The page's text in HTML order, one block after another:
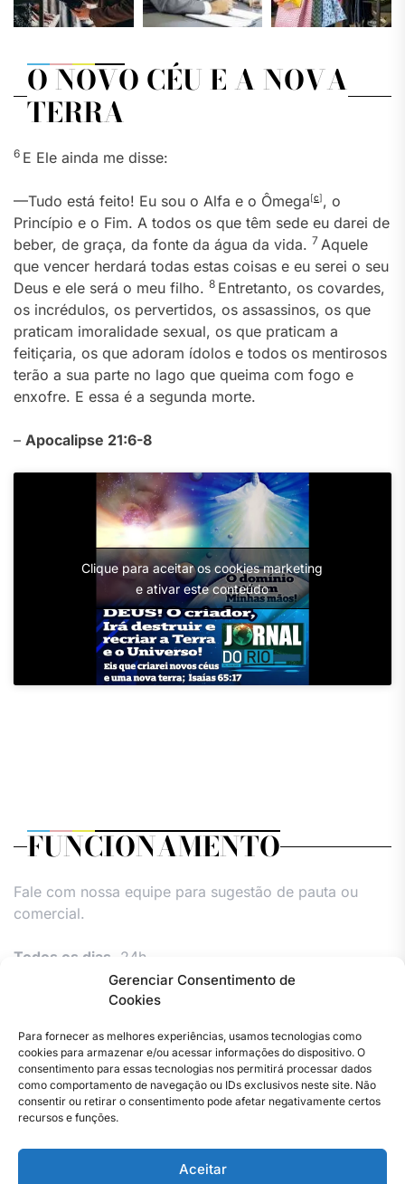
Gerenciar Consentimento de
Cookies
Para fornecer as melhores experiências, usamos tecnologias como
cookies para armazenar e/ou acessar informações do dispositivo. O
consentimento para essas tecnologias nos permitirá processar dados
como comportamento de navegação ou IDs exclusivos neste site. Não
consentir ou retirar o consentimento pode afetar negativamente certos
recursos e funções.
Aceitar
O NOVO CÉU E A NOVA
TERRA
6 E Ele ainda me disse:
—Tudo está feito! Eu sou o Alfa e o Ômega[c], o
Princípio e o Fim. A todos os que têm sede eu darei de
beber, de graça, da fonte da água da vida. 7 Aquele
que vencer herdará todas estas coisas e eu serei o seu
Deus e ele será o meu filho. 8 Entretanto, os covardes,
os incrédulos, os pervertidos, os assassinos, os que
praticam imoralidade sexual, os que praticam a
feitiçaria, os que adoram ídolos e todos os mentirosos
terão a sua parte no lago que queima com fogo e
enxofre. E essa é a segunda morte.
– Apocalipse 21:6-8
Clique para aceitar os cookies marketing
e ativar este conteúdo
FUNCIONAMENTO
Fale com nossa equipe para sugestão de pauta ou
comercial.
Todos os dias, 24h.
Facebook
Instagram
TwitterYoutube
contato
Privacidade
–
cookiescookiescookies
e
Copyright © 2023 . Todos os direitos reservados. Webmaster